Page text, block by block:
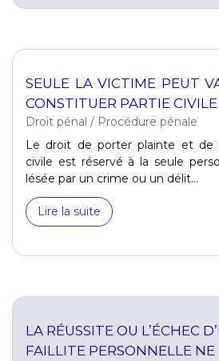
SEULE LA VICTIME PEUT
CONSTITUER PARTIE CIVILE
Droit pénal / Procédure pénale
Le droit de porter plainte et de
civile est réservé à la seule
lésée par un crime ou un délit...
Lire la suite
LA RÉUSSITE OU L’ÉCHEC
FAILLITE PERSONNELLE